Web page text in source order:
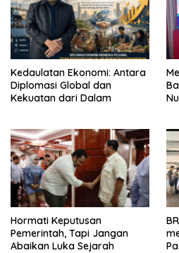
Kedaulatan Ekonomi: Antara
Diplomasi Global dan
Kekuatan dari Dalam
Hormati Keputusan
Pemerintah, Tapi Jangan
Abaikan Luka Sejarah